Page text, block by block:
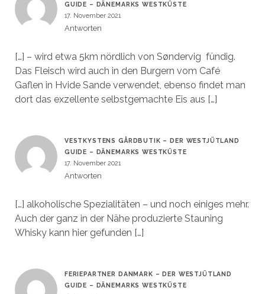
GUIDE – DÄNEMARKS WESTKÜSTE
17. November 2021
Antworten
[…] – wird etwa 5km nördlich von Søndervig fündig.
Das Fleisch wird auch in den Burgern vom Café
Gaflen in Hvide Sande verwendet, ebenso findet man
dort das exzellente selbstgemachte Eis aus […]
VESTKYSTENS GÅRDBUTIK – DER WESTJÜTLAND
GUIDE – DÄNEMARKS WESTKÜSTE
17. November 2021
Antworten
[…] alkoholische Spezialitäten – und noch einiges mehr.
Auch der ganz in der Nähe produzierte Stauning
Whisky kann hier gefunden […]
FERIEPARTNER DANMARK – DER WESTJÜTLAND
GUIDE – DÄNEMARKS WESTKÜSTE